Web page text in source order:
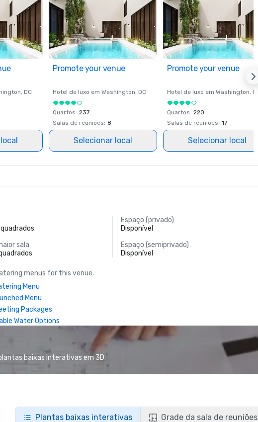
, DC
Promote your venue
Hotel de luxo em Washington, DC
Quartos: 237
Salas de reuniões: 8
Selecionar local
Promote your venue
Hotel de luxo em Washington, DC
Quartos: 220
Salas de reuniões: 17
Selecionar local
Espaço (privado)
Disponível
sala
Espaço (semiprivado)
Disponível
menus for this venue.
Menu
Menu
Packages
Water Options
baixas interativas em 3D.
Plantas baixas interativas Grade da sala de reuniões